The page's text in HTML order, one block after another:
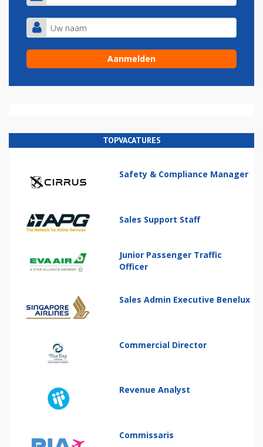
TOPVACATURES
Safety & Compliance Manager
Sales Support Staff
Junior Passenger Traffic
Officer
Sales Admin Executive Benelux
Commercial Director
Revenue Analyst
Commissaris